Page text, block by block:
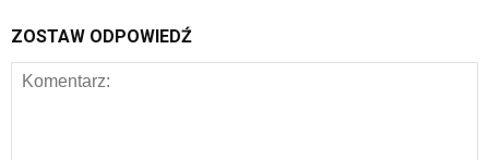
ZOSTAW ODPOWIEDŹ